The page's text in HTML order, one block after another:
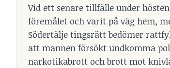
Vid ett senare tillfälle under
föremålet och varit på väg hem,
Södertälje tingsrätt bedömer
att mannen försökt undkomma
narkotikabrott och brott mot